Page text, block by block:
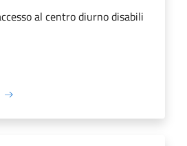
al centro diurno disabili